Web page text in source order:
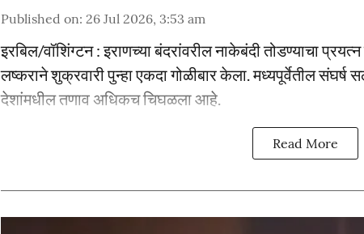
Published on: 26 Jul 2026, 3:53 am
इरबिल/वॉशिंग्टन : इराणच्या बंदरांवरील नाकेबंदी तोडण्याचा
लष्कराने शुक्रवारी पुन्हा एकदा गोळीबार केला. मध्यपूर्वेतील संघर्ष
देशांमधील तणाव अधिकच चिघळला आहे.
Read More